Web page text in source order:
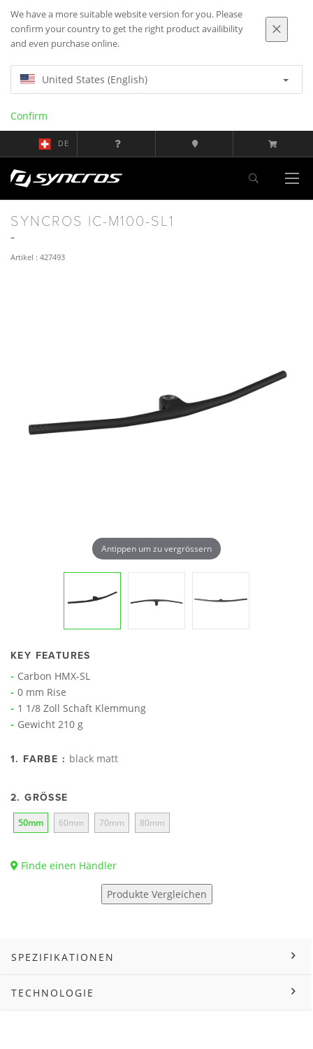
We have a more suitable website version for you. Please
confirm your country to get the right product availibility
and even purchase online.
United States (English)
Confirm
DE
SYNCROS IC-M100-SL1
Artikel : 427493
Antippen um zu vergrössern
KEY FEATURES
Carbon HMX-SL
0 mm Rise
1 1/8 Zoll Schaft Klemmung
Gewicht 210 g
1. FARBE : black matt
2. GRÖSSE
50mm 60mm 70mm 80mm
Finde einen Händler
Produkte Vergleichen
SPEZIFIKATIONEN
TECHNOLOGIE